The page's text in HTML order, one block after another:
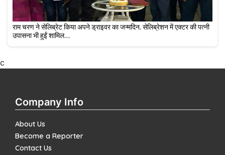
राम चरण ने सेलिब्रेट किया अपने ड्राइवर का जन्मदिन, सेलिब्रेशन में एक्टर की पत्नी
उपासना भी हुईं शामिल....
c
Company Info
About Us
Become a Reporter
Contact Us